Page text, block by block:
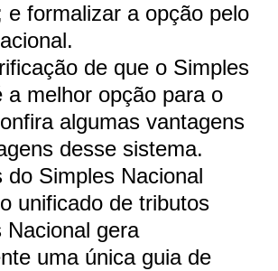
e formalizar a opção pelo
de que o Simples
a melhor opção para o
algumas vantagens
desse sistema.
do Simples Nacional
unificado de tributos
Nacional gera
uma única guia de